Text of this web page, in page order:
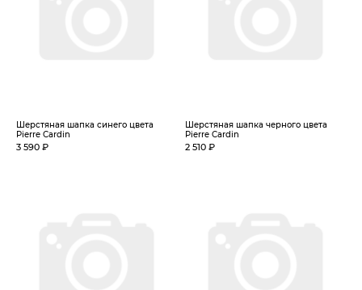
Шерстяная шапка синего цвета
Pierre Cardin
3 590 ₽
Шерстяная шапка черного цвета
Pierre Cardin
2 510 ₽